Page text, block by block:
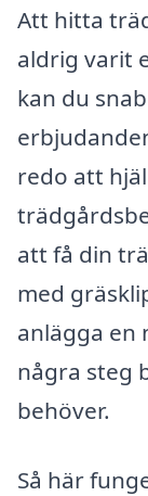
Att hitta
aldrig varit
kan du
redo att
att få din
med
anlägga en
några steg
behöver.
Så här